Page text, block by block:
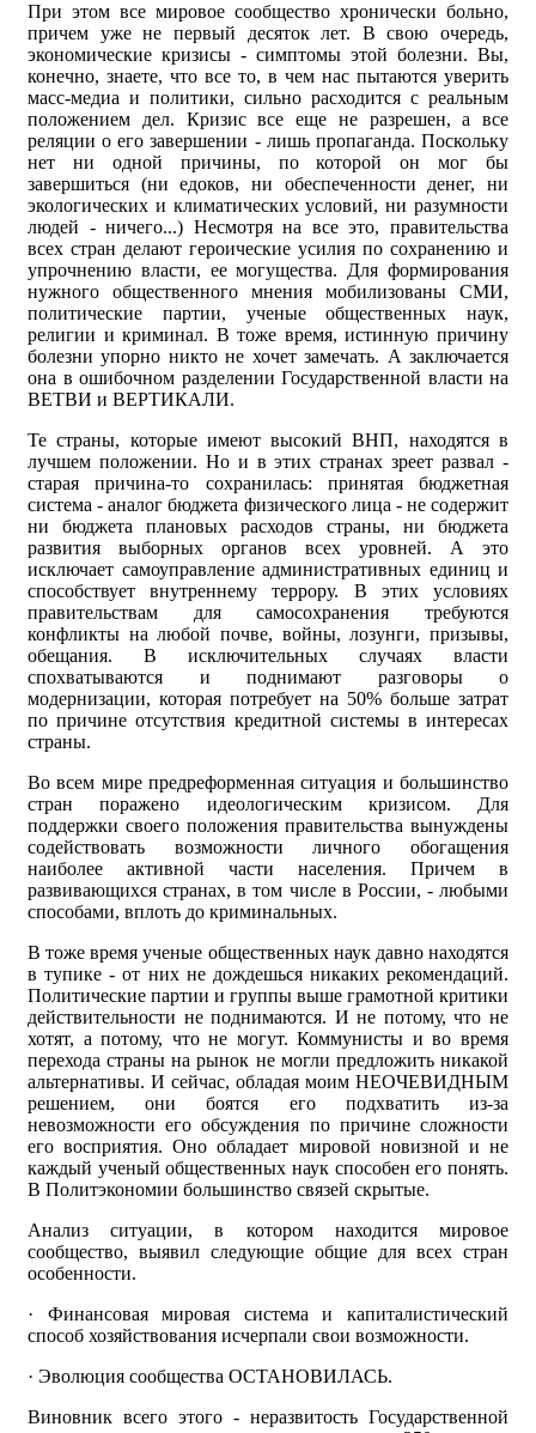
При этом все мировое сообщество хронически больно,
причем уже не первый десяток лет. В свою очередь,
экономические кризисы - симптомы этой болезни. Вы,
конечно, знаете, что все то, в чем нас пытаются уверить
масс-медиа и политики, сильно расходится с реальным
положением дел. Кризис все еще не разрешен, а все
реляции о его завершении - лишь пропаганда. Поскольку
нет ни одной причины, по которой он мог бы
завершиться (ни едоков, ни обеспеченности денег, ни
экологических и климатических условий, ни разумности
людей - ничего...) Несмотря на все это, правительства
всех стран делают героические усилия по сохранению и
упрочнению власти, ее могущества. Для формирования
нужного общественного мнения мобилизованы СМИ,
политические партии, ученые общественных наук,
религии и криминал. В тоже время, истинную причину
болезни упорно никто не хочет замечать. А заключается
она в ошибочном разделении Государственной власти на
ВЕТВИ и ВЕРТИКАЛИ.
Те страны, которые имеют высокий ВНП, находятся в
лучшем положении. Но и в этих странах зреет развал -
старая причина-то сохранилась: принятая бюджетная
система - аналог бюджета физического лица - не содержит
ни бюджета плановых расходов страны, ни бюджета
развития выборных органов всех уровней. А это
исключает самоуправление административных единиц и
способствует внутреннему террору. В этих условиях
правительствам для самосохранения требуются
конфликты на любой почве, войны, лозунги, призывы,
обещания. В исключительных случаях власти
спохватываются и поднимают разговоры о
модернизации, которая потребует на 50% больше затрат
по причине отсутствия кредитной системы в интересах
страны.
Во всем мире предреформенная ситуация и большинство
стран поражено идеологическим кризисом. Для
поддержки своего положения правительства вынуждены
содействовать возможности личного обогащения
наиболее активной части населения. Причем в
развивающихся странах, в том числе в России, - любыми
способами, вплоть до криминальных.
В тоже время ученые общественных наук давно находятся
в тупике - от них не дождешься никаких рекомендаций.
Политические партии и группы выше грамотной критики
действительности не поднимаются. И не потому, что не
хотят, а потому, что не могут. Коммунисты и во время
перехода страны на рынок не могли предложить никакой
альтернативы. И сейчас, обладая моим НЕОЧЕВИДНЫМ
решением, они боятся его подхватить из-за
невозможности его обсуждения по причине сложности
его восприятия. Оно обладает мировой новизной и не
каждый ученый общественных наук способен его понять.
В Политэкономии большинство связей скрытые.
Анализ ситуации, в котором находится мировое
сообщество, выявил следующие общие для всех стран
особенности.
· Финансовая мировая система и капиталистический
способ хозяйствования исчерпали свои возможности.
· Эволюция сообщества ОСТАНОВИЛАСЬ.
Виновник всего этого - неразвитость Государственной